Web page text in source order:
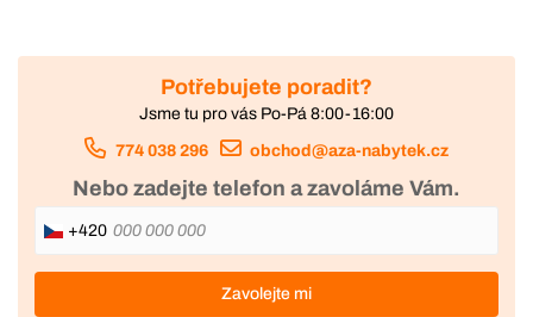
Potřebujete poradit?
Jsme tu pro vás Po-Pá 8:00-16:00
774 038 296 obchod@aza-nabytek.cz
Nebo zadejte telefon a zavoláme Vám.
+420
Zavolejte mi